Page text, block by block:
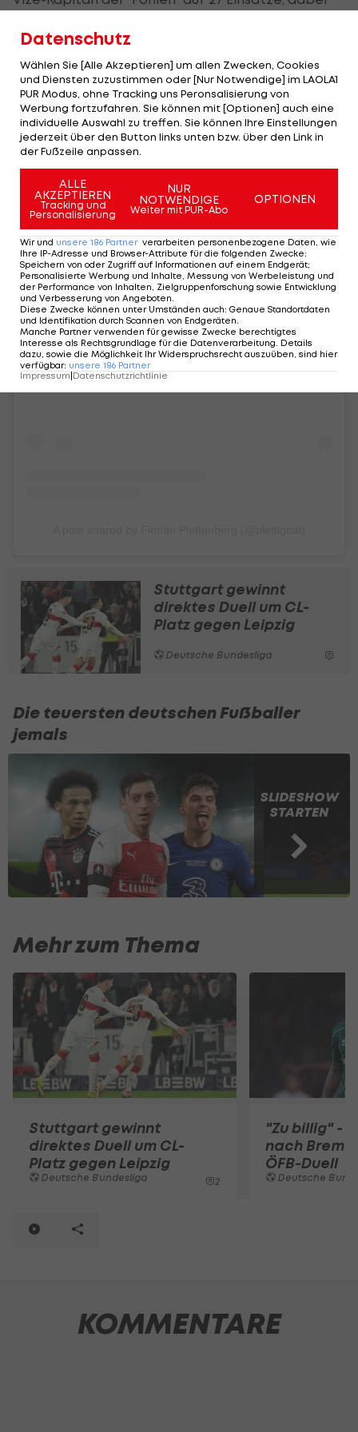
im Kader der deutschen A-Nationalmannschaft,
blieb aber ohne Einsatz.
View this post on Instagram
Stuttgart gewinnt
direktes Duell um CL-
Platz gegen Leipzig
Deutsche Bundesliga
Die teuersten deutschen Fußballer
jemals
SLIDESHOW
STARTEN
Mehr zum Thema
Stuttgart gewinnt
direktes Duell um CL-
Platz gegen Leipzig
Deutsche Bundesliga 2
"Zu billig" -
nach
ÖFB-Duell
Deutsche
KOMMENTARE
Datenschutz
Wählen Sie [Alle Akzeptieren] um allen Zwecken, Cookies
und Diensten zuzustimmen oder [Nur Notwendige] im LAOLA1
PUR Modus, ohne Tracking uns Peronsalisierung von
Werbung fortzufahren. Sie können mit [Optionen] auch eine
individuelle Auswahl zu treffen. Sie können Ihre Einstellungen
jederzeit über den Button links unten bzw. über den Link in
der Fußzeile anpassen.
ALLE
AKZEPTIEREN
Tracking und
Personalisierung
NUR
NOTWENDIGE
Weiter mit PUR-Abo
OPTIONEN
Wir und unsere 186 Partner verarbeiten personenbezogene Daten, wie
Ihre IP-Adresse und Browser-Attribute für die folgenden Zwecke:
Speichern von oder Zugriff auf Informationen auf einem Endgerät;
Personalisierte Werbung und Inhalte, Messung von Werbeleistung und
der Performance von Inhalten, Zielgruppenforschung sowie Entwicklung
und Verbesserung von Angeboten
Diese Zwecke können unter Umständen auch: Genaue Standortdaten
und Identifikation durch Scannen von Endgeräten
Manche Partner verwenden für gewisse Zwecke berechtigtes
Interesse als Rechtsgrundlage für die Datenverarbeitung. Details
dazu, sowie die Möglichkeit Ihr Widerspruchsrecht auszuüben, sind hier
verfügbar: unsere 186 Partner
Impressum|Datenschutzrichtlinie